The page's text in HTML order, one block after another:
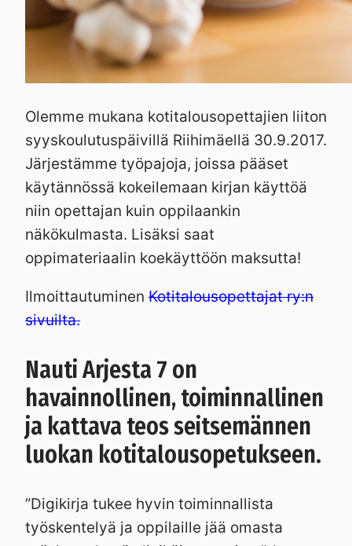
Olemme mukana kotitalousopettajien liiton
syyskoulutuspäivillä Riihimäellä 30.9.2017.
Järjestämme työpajoja, joissa pääset
käytännössä kokeilemaan kirjan käyttöä
niin opettajan kuin oppilaankin
näkökulmasta. Lisäksi saat
oppimateriaalin koekäyttöön maksutta!
Ilmoittautuminen Kotitalousopettajat ry:n
sivuilta.
Nauti Arjesta 7 on
havainnollinen, toiminnallinen
ja kattava teos seitsemännen
luokan kotitalousopetukseen.
”Digikirja tukee hyvin toiminnallista
työskentelyä ja oppilaille jää omasta